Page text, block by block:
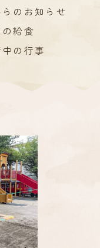
のお知らせ
給食
の行事